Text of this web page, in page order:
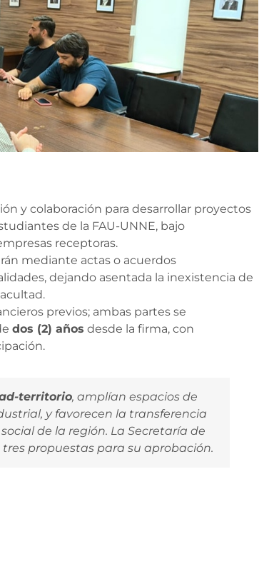
y colaboración para desarrollar proyectos
de la FAU-UNNE, bajo
receptoras.
mediante actas o acuerdos
dejando asentada la inexistencia de
previos; ambas partes se
dos (2) años desde la firma, con
territorio, amplían espacios de
y favorecen la transferencia
de la región. La Secretaría de
tres propuestas para su aprobación.